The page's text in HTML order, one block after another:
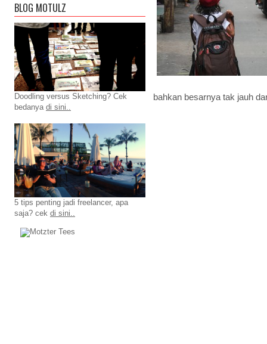
bahkan besarnya tak jauh
BLOG MOTULZ
Doodling versus Sketching? Cek
bedanya di sini..
5 tips penting jadi freelancer, apa
saja? cek di sini..